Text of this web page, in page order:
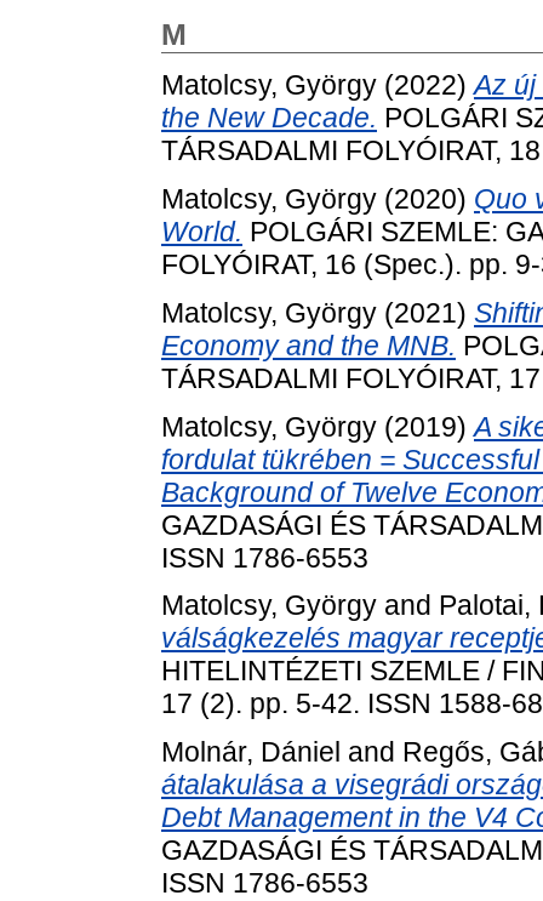
M
Matolcsy, György (2022)Az új
the New Decade. POLGÁRI
TÁRSADALMI FOLYÓIRAT,
Matolcsy, György (2020) Quo
World. POLGÁRI SZEMLE:
FOLYÓIRAT, 16 (Spec.). pp.
Matolcsy, György (2021)
Economy and the MNB.
TÁRSADALMI FOLYÓIRAT,
Matolcsy, György (2019)A
fordulat tükrében =
Background of Twelve
GAZDASÁGI ÉS
ISSN 1786-6553
Matolcsy, György and Palotai,
válságkezelés magyar
HITELINTÉZETI SZEMLE /
17 (2). pp. 5-42. ISSN 1588-
Molnár, Dániel and Regős,
átalakulása a visegrádi
Debt Management in the V4
GAZDASÁGI ÉS
ISSN 1786-6553